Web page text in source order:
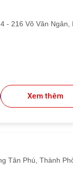
- 216 Võ Văn Ngân,
Xem thêm
Tân Phú, Thành